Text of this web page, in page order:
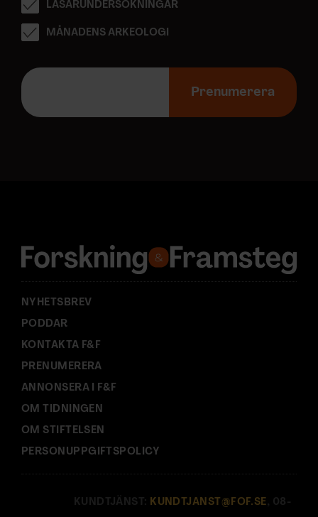
LÄSARUNDERSÖKNINGAR
MÅNADENS ARKEOLOGI
E
p
s
:
Prenumerera
NYHETSBREV
PODDAR
KONTAKTA F&F
PRENUMERERA
ANNONSERA I F&F
OM TIDNINGEN
OM STIFTELSEN
PERSONUPPGIFTSPOLICY
KUNDTJÄNST: KUNDTJANST@FOF.SE , 08-